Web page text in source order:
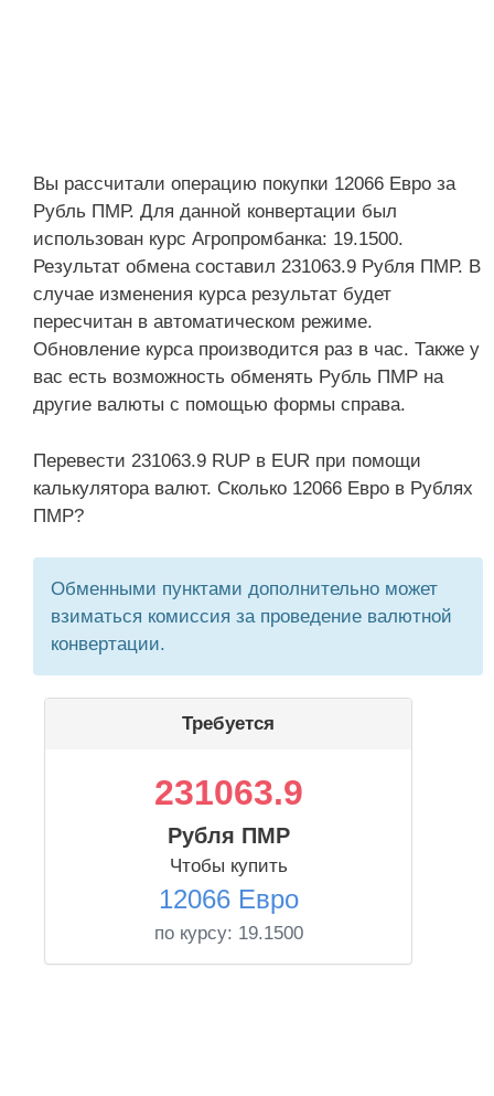
Вы рассчитали операцию покупки 12066 Евро за
Рубль ПМР. Для данной конвертации был
использован курс Агропромбанка: 19.1500.
Результат обмена составил 231063.9 Рубля ПМР. В
случае изменения курса результат будет
пересчитан в автоматическом режиме.
Обновление курса производится раз в час. Также у
вас есть возможность обменять Рубль ПМР на
другие валюты с помощью формы справа.
Перевести 231063.9 RUP в EUR при помощи
калькулятора валют. Сколько 12066 Евро в Рублях
ПМР?
Обменными пунктами дополнительно может
взиматься комиссия за проведение валютной
конвертации.
Требуется
231063.9
Рубля ПМР
Чтобы купить
12066 Евро
по курсу: 19.1500